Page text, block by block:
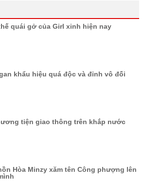
quái gở của Girl xinh hiện nay
khẩu hiệu quá độc và đỉnh vô đối
tiện giao thông trên khắp nước
Hòa Minzy xăm tên Công phượng lên